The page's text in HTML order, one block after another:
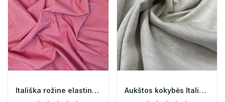
Itališka rožine elastinga languota medvilnė Aukštos kokybės Itališkas linas su medvilnė 014224